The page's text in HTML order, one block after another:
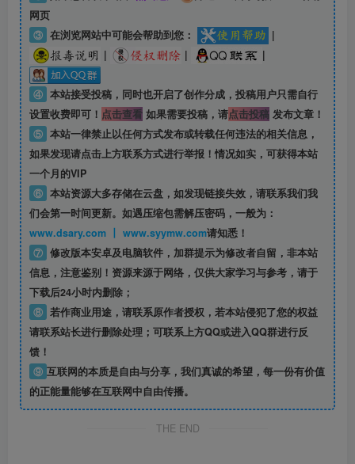
网页
③ 在浏览网站中可能会帮助到您：
|
|
| |
④ 本站接受投稿，同时也开启了创作分成，投稿用户只需自行
设置收费即可！ 点击查看如果需要投稿，请点击投稿发布文章！
⑤ 本站一律禁止以任何方式发布或转载任何违法的相关信息，
如果发现请点击上方联系方式进行举报！情况如实，可获得本站
一个月的VIP
⑥ 本站资源大多存储在云盘，如发现链接失效，请联系我们我
们会第一时间更新。如遇压缩包需解压密码，一般为：
www.dsary.com 丨 www.syymw.com请知悉！
⑦ 修改版本安卓及电脑软件，加群提示为修改者自留， 非本站
信息，注意鉴别！资源来源于网络，仅供大家学习与参考，请于
下载后24小时内删除；
⑧ 若作商业用途，请联系原作者授权，若本站侵犯了您的权益
请联系站长进行删除处理；可联系上方QQ或进入QQ群进行反
馈！
⑨ 互联网的本质是自由与分享，我们真诚的希望，每一份有价值
的正能量能够在互联网中自由传播。
THE END